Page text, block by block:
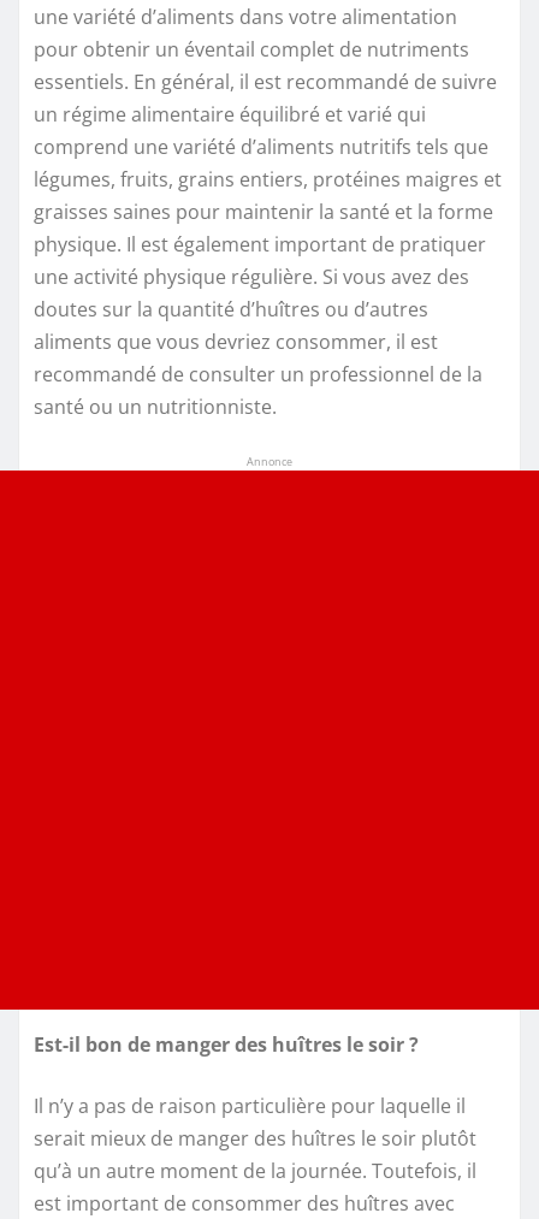
une variété d’aliments dans votre alimentation
pour obtenir un éventail complet de nutriments
essentiels. En général, il est recommandé de suivre
un régime alimentaire équilibré et varié qui
comprend une variété d’aliments nutritifs tels que
légumes, fruits, grains entiers, protéines maigres et
graisses saines pour maintenir la santé et la forme
physique. Il est également important de pratiquer
une activité physique régulière. Si vous avez des
doutes sur la quantité d’huîtres ou d’autres
aliments que vous devriez consommer, il est
recommandé de consulter un professionnel de la
santé ou un nutritionniste.
Annonce
Est-il bon de manger des huîtres le soir ?
Il n’y a pas de raison particulière pour laquelle il
serait mieux de manger des huîtres le soir plutôt
qu’à un autre moment de la journée. Toutefois, il
est important de consommer des huîtres avec